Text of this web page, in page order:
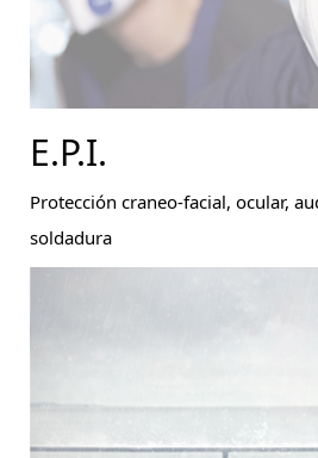
E.P.I.
Protección craneo-facial, ocular,
soldadura